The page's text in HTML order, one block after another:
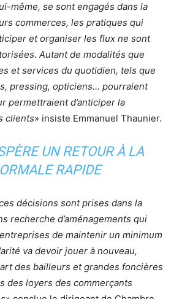
même, se sont engagés dans la
commerces, les pratiques qui
et organiser les flux ne sont
Autant de modalités que
et services du quotidien, tels que
pressing, opticiens… pourraient
permettraient d’anticiper la
clients» insiste Emmanuel Thaunier.
UN RETOUR À LA
RAPIDE
décisions sont prises dans la
recherche d’aménagements qui
de maintenir un minimum
va devoir jouer à nouveau,
des bailleurs et grandes foncières
des loyers des commerçants